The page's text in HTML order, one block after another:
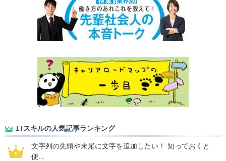
ITスキルの人気記事ランキング
文字列の先頭や末尾に文字を追加したい！ 知っておくと
便...